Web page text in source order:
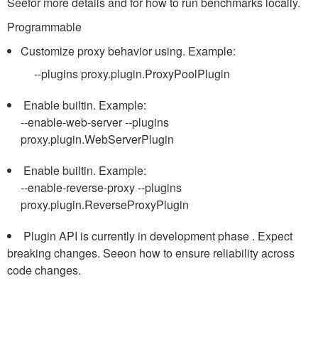
Programmable
Customize proxy behavior using. Example:
--plugins proxy.plugin.ProxyPoolPlugin
Enable builtin. Example:
--enable-web-server --plugins
proxy.plugin.WebServerPlugin
Enable builtin. Example:
--enable-reverse-proxy --plugins
proxy.plugin.ReverseProxyPlugin
Plugin API is currently in development phase . Expect
breaking changes. Seeon how to ensure reliability across
code changes.